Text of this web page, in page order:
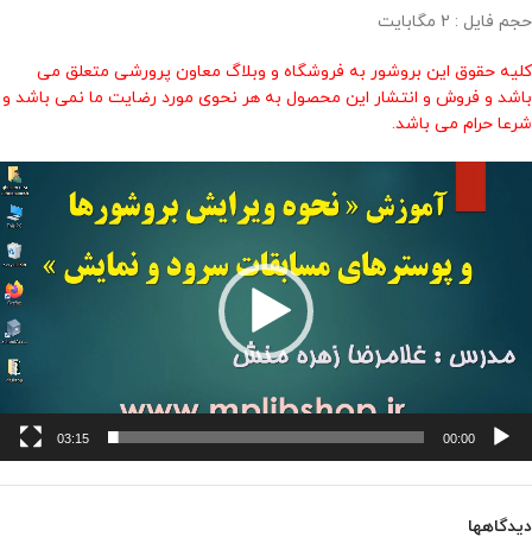
حجم فایل : 2 مگابایت
کلیه حقوق این بروشور به فروشگاه و وبلاگ معاون پرورشی متعلق می
باشد و فروش و انتشار این محصول به هر نحوی مورد رضایت ما نمی باشد و
شرعا حرام می باشد.
00:00
03:15
دیدگاهها